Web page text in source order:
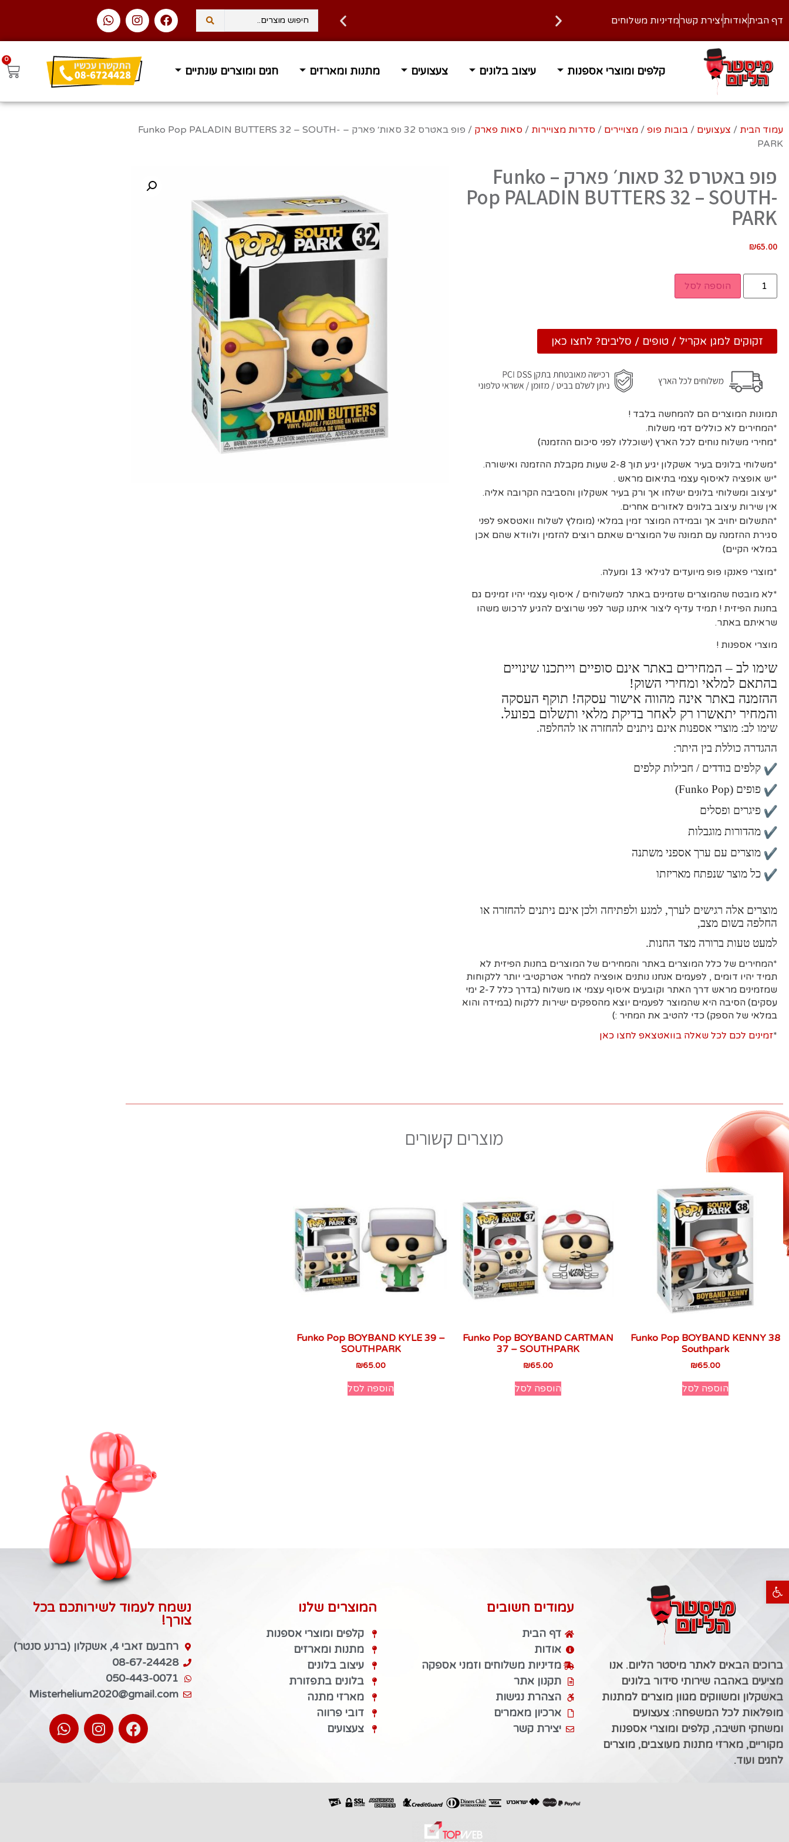
פתח סרגל נגישות
דף הביתאודותיצירת קשרמדיניות משלוחים
קלפים ומוצרי אספנות עיצוב בלונים צעצועים מתנות ומארזים חגים ומוצרים עונתיים
0
עמוד הבית / צעצועים / בובות פופ / מצויירים / סדרות מצויירות / סאות פארק
/ פופ באטרס 32 סאות׳ פארק – Funko Pop PALADIN BUTTERS 32 – SOUTH-
PARK
פופ באטרס 32 סאות׳ פארק – Funko
Pop PALADIN BUTTERS 32 – SOUTH-
PARK
₪65.00
הוספה לסל
זקוקים למגן אקריל / טופים / סליבים? לחצו כאן
תמונות המוצרים הם להמחשה בלבד !
*המחירים לא כוללים דמי משלוח.
*מחירי משלוח נוחים לכל הארץ (ישוכללו לפני סיכום ההזמנה)
*משלוחי בלונים בעיר אשקלון יגיע תוך 2-8 שעות מקבלת ההזמנה ואישורה.
*יש אופציה לאיסוף עצמי בתיאום מראש .
*עיצוב ומשלוחי בלונים ישלחו אך ורק בעיר אשקלון והסביבה הקרובה אליה.
אין שירות עיצוב בלונים לאזורים אחרים.
*התשלום יחויב אך ובמידה המוצר זמין במלאי (מומלץ לשלוח וואטסאפ לפני
סגירת ההזמנה עם תמונה של המוצרים שאתם רוצים להזמין ולוודא שהם אכן
במלאי הקיים)
*מוצרי פאנקו פופ מיועדים לגילאי 13 ומעלה.
*לא מובטח שהמוצרים שזמינים באתר למשלוחים / איסוף עצמי יהיו זמינים גם
בחנות הפיזית ! תמיד עדיף ליצור איתנו קשר לפני שרוצים להגיע לרכוש משהו
שראיתם באתר.
מוצרי אספנות !
שימו לב – המחירים באתר אינם סופיים וייתכנו שינויים
בהתאם למלאי ומחירי השוק!
ההזמנה באתר אינה מהווה אישור עסקה! תוקף העסקה
והמחיר יתאשרו רק לאחר בדיקת מלאי ותשלום בפועל.
שימו לב: מוצרי אספנות אינם ניתנים להחזרה או להחלפה.
ההגדרה כוללת בין היתר:
קלפים בודדים / חבילות קלפים
פופים (Funko Pop)
פיגרים ופסלים
מהדורות מוגבלות
מוצרים עם ערך אספני משתנה
כל מוצר שנפתח מאריזתו
מוצרים אלה רגישים לערך, למגע ולפתיחה ולכן אינם ניתנים להחזרה או
החלפה בשום מצב,
למעט טעות ברורה מצד החנות.
*המחירים של כלל המוצרים באתר והמחירים של המוצרים בחנות הפיזית לא
תמיד יהיו דומים , לפעמים אנחנו נותנים אופציה למחיר אטרקטיבי יותר ללקוחות
שמזמינים מראש דרך האתר וקובעים איסוף עצמי או משלוח (בדרך כלל 2-7 ימי
עסקים) הסיבה היא שהמוצר לפעמים יוצא מהספקים ישירות ללקוח (במידה והוא
במלאי של הספק) כדי להטיב את המחיר :)
*זמינים לכם לכל שאלה בוואטצאפ לחצו כאן
מוצרים קשורים
Funko Pop BOYBAND KENNY 38
Southpark
₪65.00
הוספה לסל
Funko Pop BOYBAND CARTMAN
37 – SOUTHPARK
₪65.00
הוספה לסל
Funko Pop BOYBAND KYLE 39 –
SOUTHPARK
₪65.00
הוספה לסל
ברוכים הבאים לאתר מיסטר הליום. אנו
מציעים באהבה שירותי סידור בלונים
באשקלון ומשווקים מגוון מוצרים למתנות
מופלאות לכל המשפחה: צעצועים
ומשחקי חשיבה, קלפים ומוצרי אספנות
מקוריים, מארזי מתנות מעוצבים, מוצרים
לחגים ועוד.
עמודים חשובים
דף הבית
אודות
מדיניות משלוחים וזמני אספקה
תקנון אתר
הצהרת נגישות
ארכיון מאמרים
יצירת קשר
המוצרים שלנו
קלפים ומוצרי אספנות
מתנות ומארזים
עיצוב בלונים
בלונים בתפזורת
מארזי מתנה
דובי פרווה
צעצועים
נשמח לעמוד לשירותכם בכל
צורך!
רחבעם זאבי 4, אשקלון (ברנע סנטר)
08-67-24428
050-443-0071
Misterhelium2020@gmail.com